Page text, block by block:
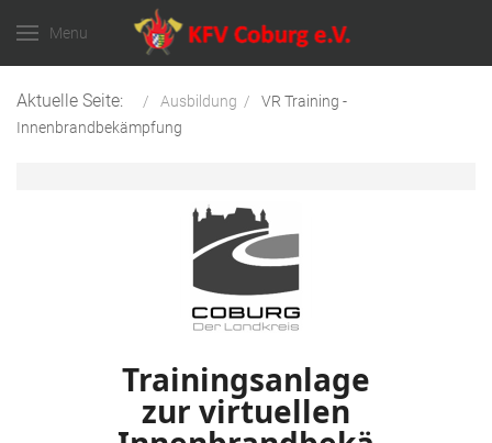
Menu
Aktuelle Seite: Ausbildung
VR Training -
Innenbrandbekämpfung